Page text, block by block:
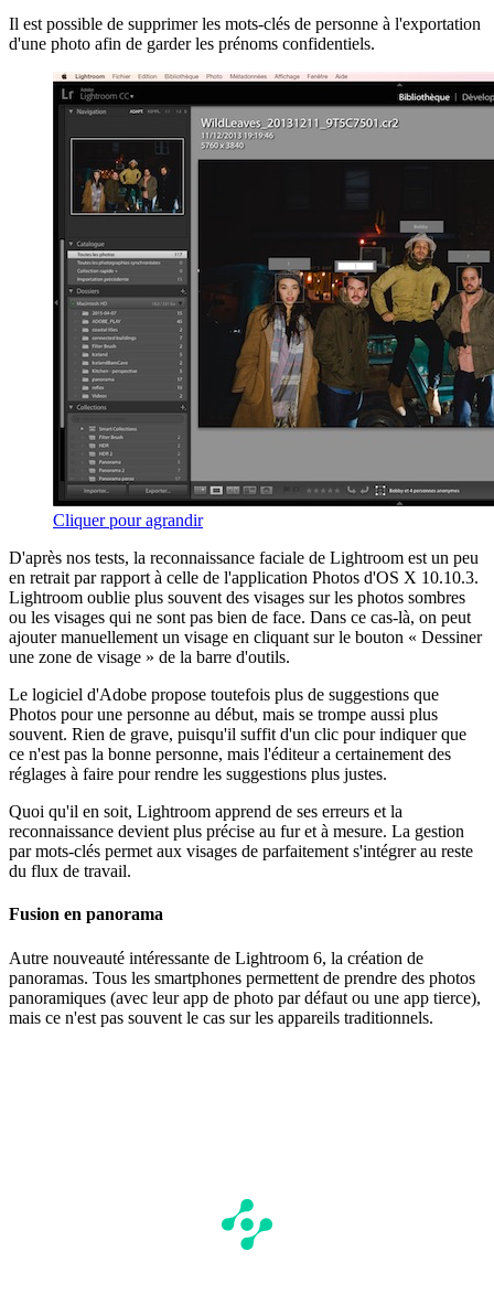
Il est possible de supprimer les mots-clés de personne à l'exportation
d'une photo afin de garder les prénoms confidentiels.
Cliquer pour agrandir
D'après nos tests, la reconnaissance faciale de Lightroom est un peu
en retrait par rapport à celle de l'application Photos d'OS X 10.10.3.
Lightroom oublie plus souvent des visages sur les photos sombres
ou les visages qui ne sont pas bien de face. Dans ce cas-là, on peut
ajouter manuellement un visage en cliquant sur le bouton « Dessiner
une zone de visage » de la barre d'outils.
Le logiciel d'Adobe propose toutefois plus de suggestions que
Photos pour une personne au début, mais se trompe aussi plus
souvent. Rien de grave, puisqu'il suffit d'un clic pour indiquer que
ce n'est pas la bonne personne, mais l'éditeur a certainement des
réglages à faire pour rendre les suggestions plus justes.
Quoi qu'il en soit, Lightroom apprend de ses erreurs et la
reconnaissance devient plus précise au fur et à mesure. La gestion
par mots-clés permet aux visages de parfaitement s'intégrer au reste
du flux de travail.
Fusion en panorama
Autre nouveauté intéressante de Lightroom 6, la création de
panoramas. Tous les smartphones permettent de prendre des photos
panoramiques (avec leur app de photo par défaut ou une app tierce),
mais ce n'est pas souvent le cas sur les appareils traditionnels.